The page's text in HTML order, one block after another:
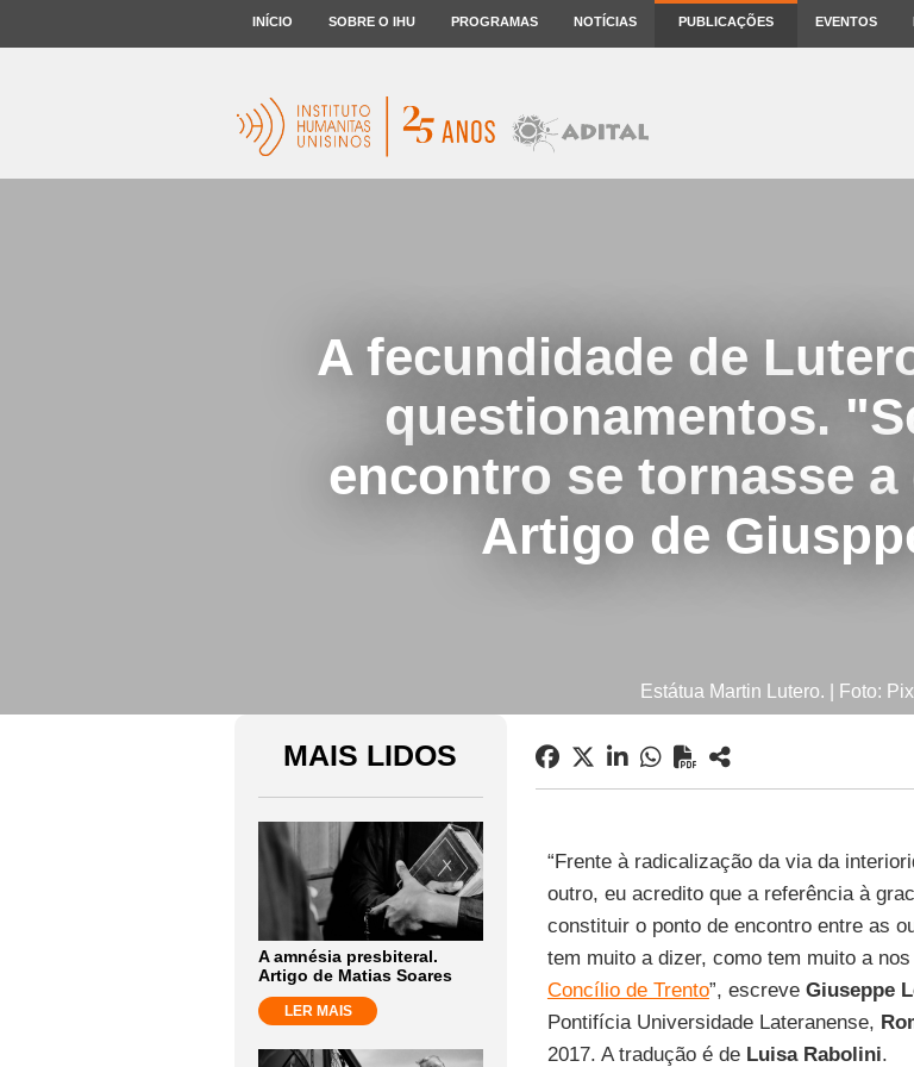
INÍCIO SOBRE O IHU PROGRAMAS NOTÍCIAS PUBLICAÇÕES EVENTOS
A fecundidade de
questionamentos.
encontro se tornasse
Artigo de
Estátua Martin Lutero. | Foto:
MAIS LIDOS
A amnésia presbiteral.
Artigo de Matias Soares
LER MAIS
“Frente à radicalização da via da
outro, eu acredito que a referência à
constituir o ponto de encontro entre as
tem muito a dizer, como tem muito a
Concílio de Trento”, escreve Giuseppe
Pontifícia Universidade Lateranense,
2017. A tradução é de Luisa Rabolini.